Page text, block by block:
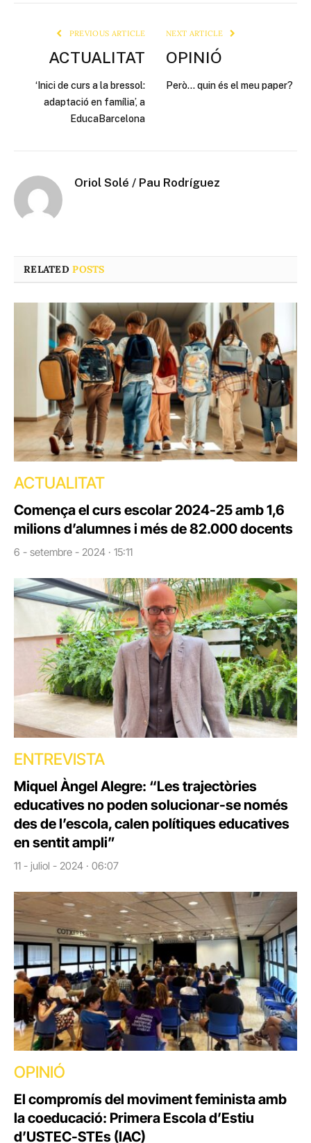
PREVIOUS ARTICLE
ACTUALITAT
‘Inici de curs a la bressol:
adaptació en família’, a
EducaBarcelona
NEXT ARTICLE
OPINIÓ
Però… quin és el meu paper?
Oriol Solé / Pau Rodríguez
RELATEDPOSTS
ACTUALITAT
Comença el curs escolar 2024-25 amb 1,6
milions d’alumnes i més de 82.000 docents
6 - setembre - 2024 · 15:11
ENTREVISTA
Miquel Àngel Alegre: “Les trajectòries
educatives no poden solucionar-se només
des de l’escola, calen polítiques educatives
en sentit ampli”
11 - juliol - 2024 · 06:07
OPINIÓ
El compromís del moviment feminista amb
la coeducació: Primera Escola d’Estiu
d’USTEC-STEs (IAC)